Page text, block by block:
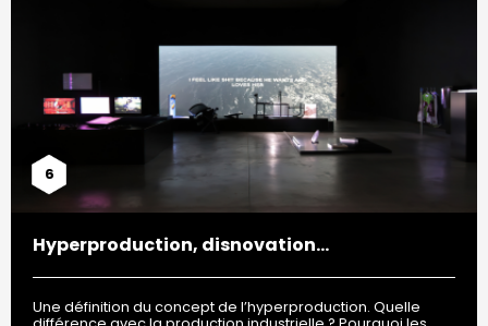
6
Hyperproduction, disnovation…
Une définition du concept de l’hyperproduction. Quelle